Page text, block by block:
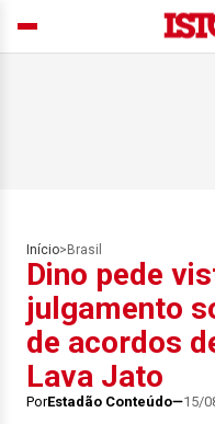
Início> Brasil
Dino pede
julgamento
de acordos
Lava Jato
PorEstadão Conteúdo 15/